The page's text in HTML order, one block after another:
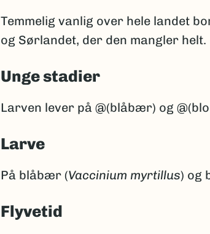
Temmelig vanlig over hele landet
og Sørlandet, der den mangler helt.
Unge stadier
Larven lever på @(blåbær) og
Larve
På blåbær (Vaccinium myrtillus) og
Flyvetid